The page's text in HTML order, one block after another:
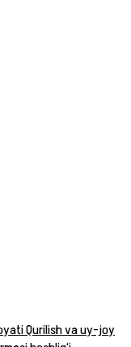
Qurilish va uy-joy